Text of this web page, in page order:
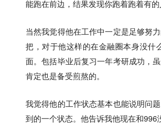
能跑在前边，结果发现你跑着跑着有
当然我觉得他在工作中一定是足够努
把，对于他这样的在金融圈本身没什
面。包括毕业后复习一年考研成功，
肯定也是备受煎熬的。
我觉得他的工作状态基本也能说明问
到的一个状态。他告诉我他现在和996